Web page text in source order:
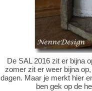
De SAL 2016 zit er bijna
zomer zit er weer bijna
dagen. Maar je merkt hier
ben gek op de